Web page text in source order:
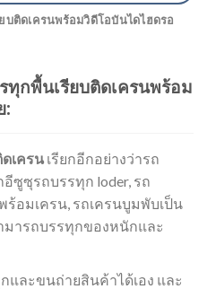
บติดเครนพร้อมวิดีโอบันไดไฮดรอ
ทุกพื้นเรียบติดเครนพร้อม
:
เครน เรียกอีกอย่างว่ารถ
ซูซุรถบรรทุก loder, รถ
อมเครน, รถเครนบูมพับเป็น
มารถบรรทุกของหนักและ
และขนถ่ายสินค้าได้เอง และ